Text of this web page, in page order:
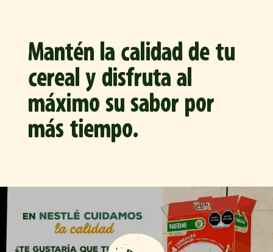
Mantén la calidad de tu
cereal y disfruta al
máximo su sabor por
más tiempo.